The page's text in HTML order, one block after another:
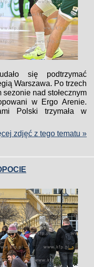
się podtrzymać
Warszawa. Po trzech
nad stołecznym
w Ergo Arenie.
Polski trzymała w
zdjęć z tego tematu »